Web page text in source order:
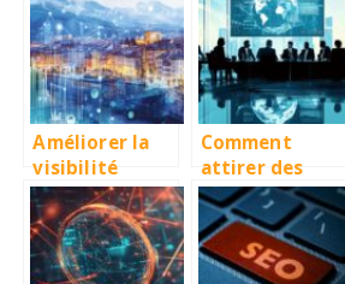
audit SEO
complet
l’optimisation
sémantique de
vos contenus
Améliorer la
visibilité
locale de votre
entreprise à
Grenoble
grâce au SEO
Comment
attirer des
clients « grand
compte » en
SEO ?